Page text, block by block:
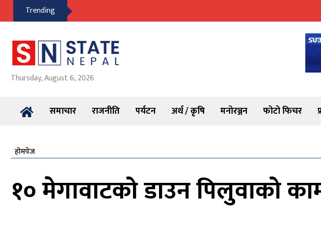
Trending
Thursday, August 6, 2026
समाचार राजनीति पर्यटन अर्थ / कृषि मनोरञ्जन फोटो फिचर
होमपेज
१० मेगावाटको डाउन पिलुवाको